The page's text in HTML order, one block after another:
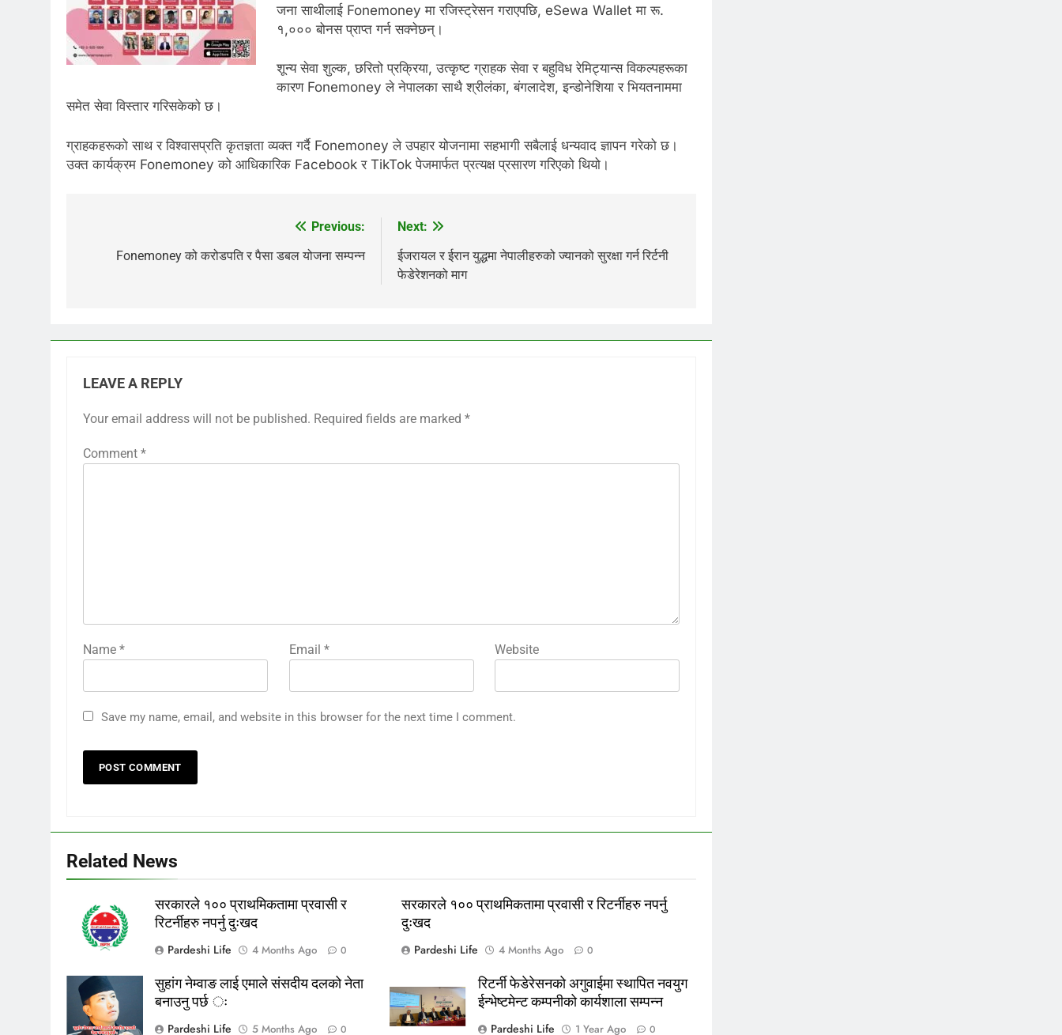
जना साथीलाई Fonemoney मा रजिस्ट्रेसन गराएपछि, eSewa Wallet मा रू.
१,००० बोनस प्राप्त गर्न सक्नेछन्।
शून्य सेवा शुल्क, छरितो प्रक्रिया, उत्कृष्ट ग्राहक सेवा र बहुविध रेमिट्यान्स विकल्पहरूका
कारण Fonemoney ले नेपालका साथै श्रीलंका, बंगलादेश, इन्डोनेशिया र भियतनाममा
समेत सेवा विस्तार गरिसकेको छ।
ग्राहकहरूको साथ र विश्वासप्रति कृतज्ञता व्यक्त गर्दै Fonemoney ले उपहार योजनामा सहभागी सबैलाई धन्यवाद ज्ञापन गरेको छ।
उक्त कार्यक्रम Fonemoney को आधिकारिक Facebook र TikTok पेजमार्फत प्रत्यक्ष प्रसारण गरिएको थियो।
navigation
Previous:
Fonemoney को करोडपति र पैसा डबल योजना सम्पन्न
Next:
ईजरायल र ईरान युद्धमा नेपालीहरुको ज्यानको सुरक्षा गर्न रिर्टनी
फेडेरेशनको माग
LEAVE A REPLY
Your email address will not be published. Required fields are marked *
Comment *
Name * Email * Website
Save my name, email, and website in this browser for the next time I comment.
Related News
सरकारले १०० प्राथमिकतामा प्रवासी र
रिटर्नीहरु नपर्नु दुःखद
Pardeshi Life
4 Months Ago 0
सरकारले १०० प्राथमिकतामा प्रवासी र रिटर्नीहरु नपर्नु
दुःखद
Pardeshi Life
4 Months Ago 0
सुहांग नेम्वाङ लाई एमाले संसदीय दलको नेता
बनाउनु पर्छ ः
Pardeshi Life
5 Months Ago 0
रिटर्नी फेडेरेसनको अगुवाईमा स्थापित नवयुग
ईन्भेष्टमेन्ट कम्पनीको कार्यशाला सम्पन्न
Pardeshi Life
1 Year Ago 0